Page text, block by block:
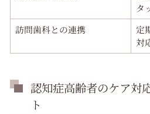
タ
訪問歯科との連携
定
対
認知症高齢者のケア対
ト